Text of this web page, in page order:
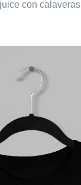
con calaveras